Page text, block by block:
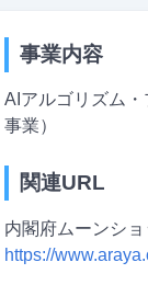
事業内容
AIアルゴリズム
事業）
関連URL
内閣府ムーンシ
https://